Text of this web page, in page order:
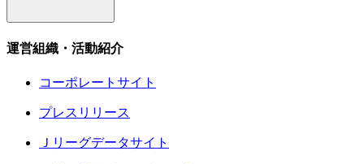
運営組織・活動紹介
コーポレートサイト
プレスリリース
Ｊリーグデータサイト